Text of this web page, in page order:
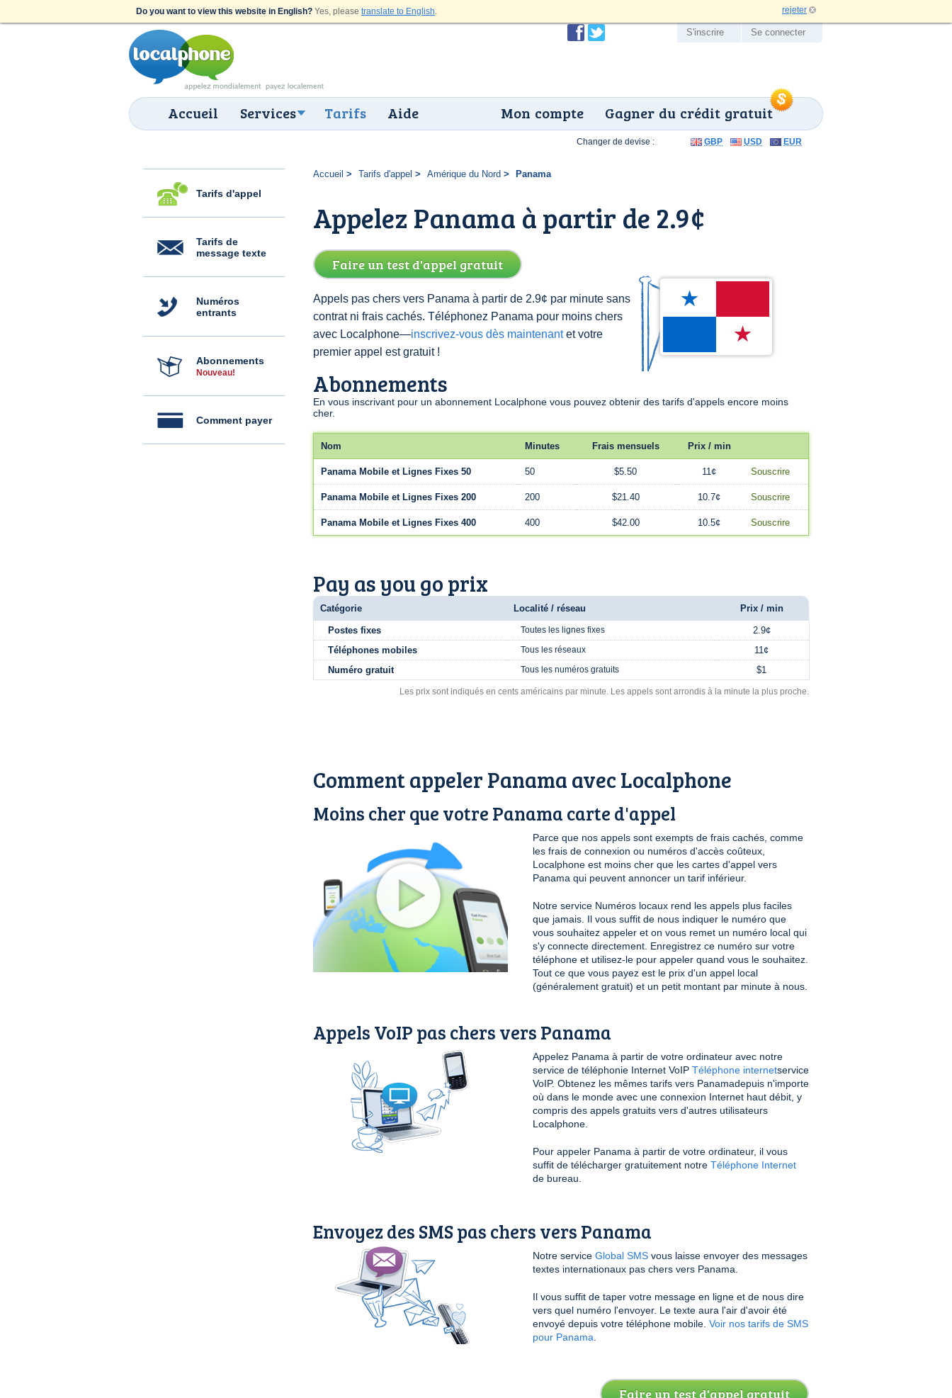
Do you want to view this website in English? Yes, please translate to English. rejeter
Accueil Services Tarifs Aide Gagner du crédit gratuit
Mon compte
S'inscrire Se connecter
Tarifs d'appel
Tarifs de
message texte
Numéros
entrants
Abonnements
Nouveau!
Comment payer
Accueil Tarifs d'appel Amérique du Nord Panama
Appelez Panama à partir de 2.9¢
Faire un test d'appel gratuit
Appels pas chers vers Panama à partir de 2.9¢ par minute sans
contrat ni frais cachés. Téléphonez Panama pour moins chers
avec Localphone—inscrivez-vous dès maintenantet votre
premier appel est gratuit !
Abonnements
En vous inscrivant pour un abonnement Localphone vous pouvez obtenir des tarifs d'appels encore moins
cher.
Nom Minutes Frais mensuels Prix / min
Panama Mobile et Lignes Fixes 50 50 $5.50 11¢ Souscrire
Panama Mobile et Lignes Fixes 200 200 $21.40 10.7¢ Souscrire
Panama Mobile et Lignes Fixes 400 400 $42.00 10.5¢ Souscrire
Pay as you go prix
Changer de devise : GBP USD EUR
Catégorie Localité / réseau Prix / min
Postes fixes Toutes les lignes fixes
2.9¢
Téléphones mobiles
Tous les réseaux
11¢
Numéro gratuit
Tous les numéros gratuits $1
Les prix sont indiqués en cents américains par minute. Les appels sont arrondis à la minute la plus proche.
Comment appeler Panama avec Localphone
Moins cher que votre Panama carte d'appel
Parce que nos appels sont exempts de frais cachés, comme
les frais de connexion ou numéros d'accès coûteux,
Localphone est moins cher que les cartes d'appel vers
Panama qui peuvent annoncer un tarif inférieur.
Notre service Numéros locaux rend les appels plus faciles
que jamais. Il vous suffit de nous indiquer le numéro que
vous souhaitez appeler et on vous remet un numéro local qui
s'y connecte directement. Enregistrez ce numéro sur votre
téléphone et utilisez-le pour appeler quand vous le souhaitez.
Tout ce que vous payez est le prix d'un appel local
(généralement gratuit) et un petit montant par minute à nous.
Appels VoIP pas chers vers Panama
Appelez Panama à partir de votre ordinateur avec notre
service de téléphonie Internet VoIP Téléphone internetservice
VoIP. Obtenez les mêmes tarifs vers Panamadepuis n'importe
où dans le monde avec une connexion Internet haut débit, y
compris des appels gratuits vers d'autres utilisateurs
Localphone.
Pour appeler Panama à partir de votre ordinateur, il vous
suffit de télécharger gratuitement notre Téléphone Internet
de bureau.
Envoyez des SMS pas chers vers Panama
Notre service Global SMS vous laisse envoyer des messages
textes internationaux pas chers vers Panama.
Il vous suffit de taper votre message en ligne et de nous dire
vers quel numéro l'envoyer. Le texte aura l'air d'avoir été
envoyé depuis votre téléphone mobile. Voir nos tarifs de SMS
pour Panama
Faire un test d'appel gratuit